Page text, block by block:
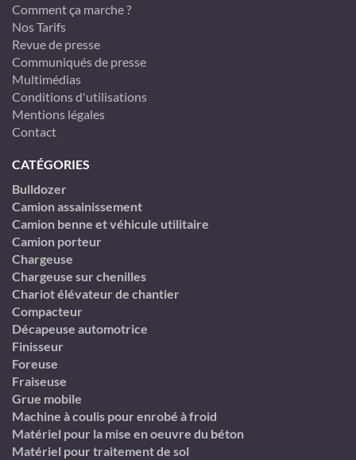
Comment ça marche ?
Nos Tarifs
Revue de presse
Communiqués de presse
Multimédias
Conditions d'utilisations
Mentions légales
Contact
CATÉGORIES
Bulldozer
Camion assainissement
Camion benne et véhicule utilitaire
Camion porteur
Chargeuse
Chargeuse sur chenilles
Chariot élévateur de chantier
Compacteur
Décapeuse automotrice
Finisseur
Foreuse
Fraiseuse
Grue mobile
Machine à coulis pour enrobé à froid
Matériel pour la mise en oeuvre du béton
Matériel pour traitement de sol